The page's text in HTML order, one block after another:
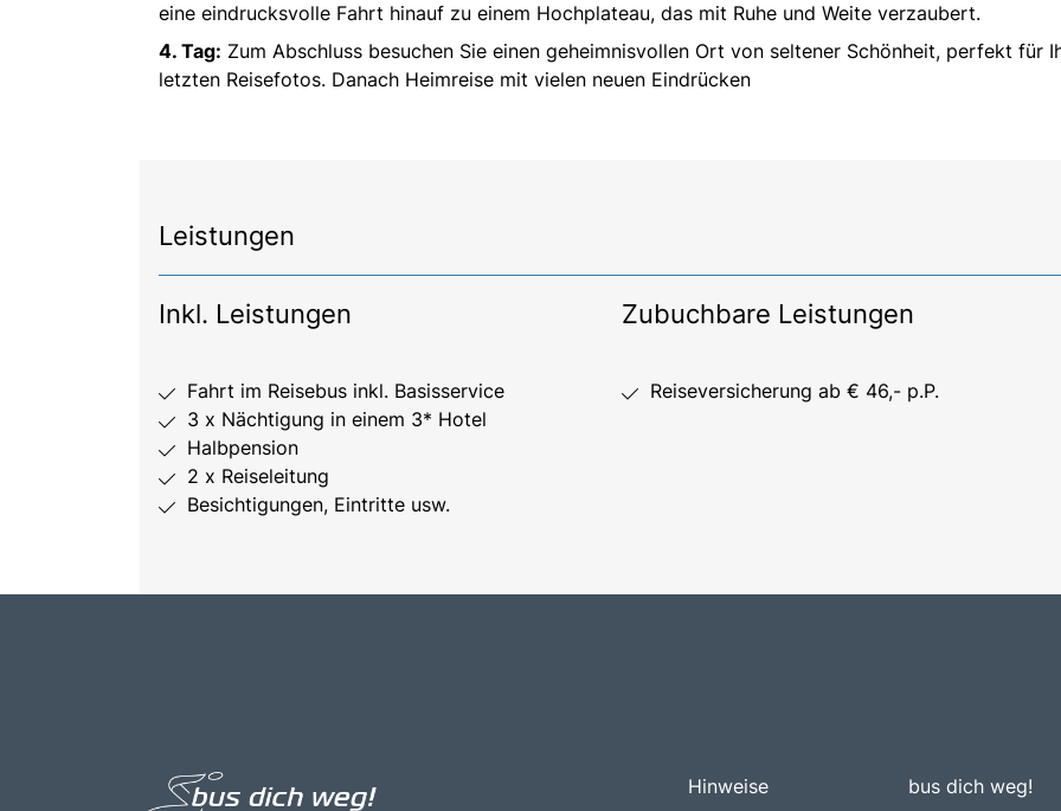
eine eindrucksvolle Fahrt hinauf zu einem Hochplateau, das mit Ruhe und Weite verzaubert.
4. Tag: Zum Abschluss besuchen Sie einen geheimnisvollen Ort von seltener Schönheit, perfekt für
letzten Reisefotos. Danach Heimreise mit vielen neuen Eindrücken
Leistungen
Inkl. Leistungen
Fahrt im Reisebus inkl. Basisservice
3 x Nächtigung in einem 3* Hotel
Halbpension
2 x Reiseleitung
Besichtigungen, Eintritte usw.
Zubuchbare Leistungen
Reiseversicherung ab € 46,- p.P.
Hinweise
bus dich weg!